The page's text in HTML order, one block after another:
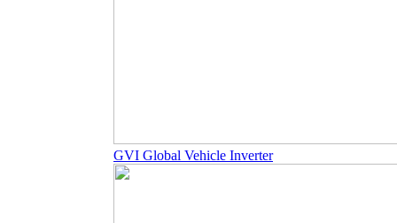
GVI Global Vehicle Inverter